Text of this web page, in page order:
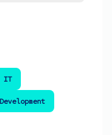
IT